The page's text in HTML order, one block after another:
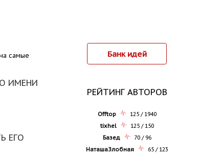
самые
ИМЕНИ
ЕГО
Банк идей
РЕЙТИНГ АВТОРОВ
Offtop
125 / 1940
tixhel
125 / 150
Базед
70 / 96
НаташаЗлобная
65 / 123